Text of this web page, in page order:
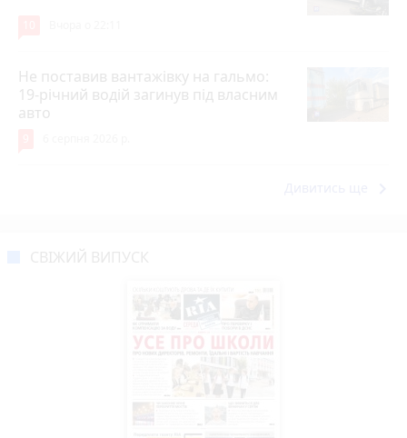
Не поставив вантажівку на гальмо:
19-річний водій загинув під власним
авто